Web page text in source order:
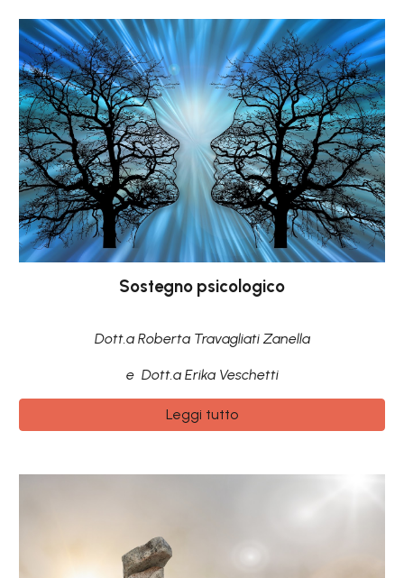
Sostegno psicologico
Dott.a Roberta Travagliati Zanella
e Dott.a Erika Veschetti
Leggi tutto